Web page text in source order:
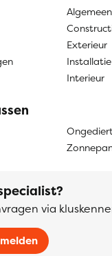
Algemeen
Exterieur
Installatie
Interieur
via